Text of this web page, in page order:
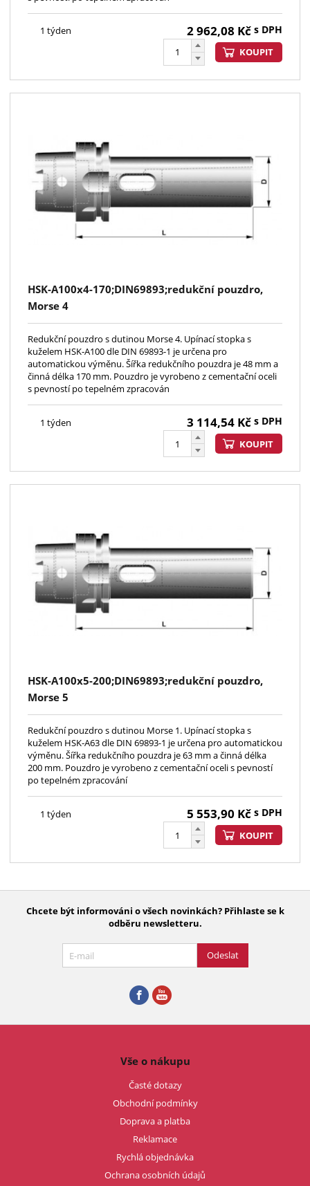
1 týden 2 962,08 Kč s DPH
KOUPIT
HSK-A100x4-170;DIN69893;redukční pouzdro,
Morse 4
Redukční pouzdro s dutinou Morse 4. Upínací stopka s
kuželem HSK-A100 dle DIN 69893-1 je určena pro
automatickou výměnu. Šířka redukčního pouzdra je 48 mm a
činná délka 170 mm. Pouzdro je vyrobeno z cementační oceli
s pevností po tepelném zpracován
1 týden 3 114,54 Kč s DPH
KOUPIT
HSK-A100x5-200;DIN69893;redukční pouzdro,
Morse 5
Redukční pouzdro s dutinou Morse 1. Upínací stopka s
kuželem HSK-A63 dle DIN 69893-1 je určena pro automatickou
výměnu. Šířka redukčního pouzdra je 63 mm a činná délka
200 mm. Pouzdro je vyrobeno z cementační oceli s pevností
po tepelném zpracování
1 týden 5 553,90 Kč s DPH
KOUPIT
Chcete být informováni o všech novinkách? Přihlaste se k
odběru newsletteru.
Odeslat
Vše o nákupu
Časté dotazy
Obchodní podmínky
Doprava a platba
Reklamace
Rychlá objednávka
Ochrana osobních údajů